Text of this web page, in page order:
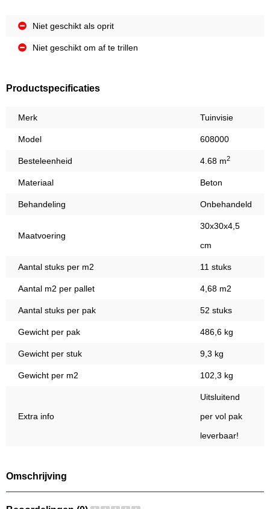
Niet geschikt als oprit
Niet geschikt om af te trillen
Productspecificaties
Merk Tuinvisie
Model 608000
Besteleenheid 4.68 m2
Materiaal Beton
Behandeling Onbehandeld
Maatvoering
30x30x4,5
cm
Aantal stuks per m2 11 stuks
Aantal m2 per pallet 4,68 m2
Aantal stuks per pak 52 stuks
Gewicht per pak 486,6 kg
Gewicht per stuk 9,3 kg
Gewicht per m2 102,3 kg
Extra info
Uitsluitend
per vol pak
leverbaar!
Omschrijving